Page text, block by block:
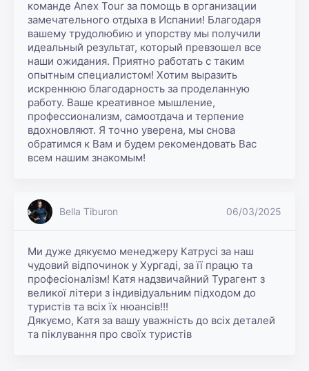
команде Anex Tour за помощь в организации
замечательного отдыха в Испании! Благодаря
вашему трудолюбию и упорству мы получили
идеальный результат, который превзошел все
наши ожидания. Приятно работать с таким
опытным специалистом! Хотим выразить
искреннюю благодарность за проделанную
работу. Ваше креативное мышление,
профессионализм, самоотдача и терпение
вдохновляют. Я точно уверена, мы снова
обратимся к Вам и будем рекомендовать Вас
всем нашим знакомым!
Bella Tiburon 06/03/2025
Ми дуже дякуємо менеджеру Катрусі за наш
чудовий відпочинок у Хургаді, за її працю та
професіоналізм! Катя надзвичайний Турагент з
великої літери з індивідуальним підходом до
туристів та всіх їх нюансів!!!
Дякуємо, Катя за вашу уважність до всіх деталей
та піклування про своїх туристів